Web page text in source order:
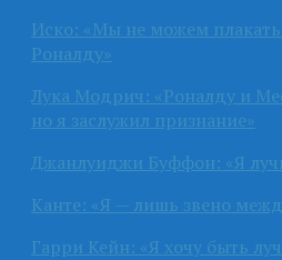
Иско: «Мы не можем плакать
Роналду»
Лука Модрич: «Роналду и
но я заслужил признание»
Джанлуиджи Буффон: «Я
Канте: «Я — лишь звено
Гарри Кейн: «Я хочу быть